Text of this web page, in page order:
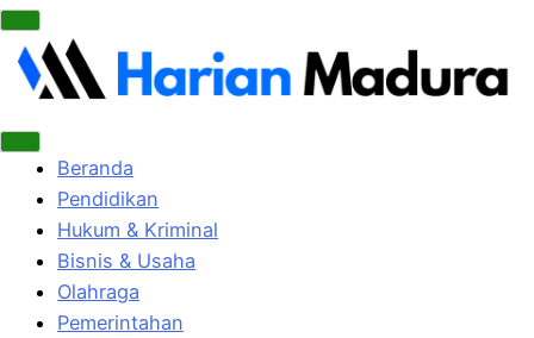
Beranda
Pendidikan
Hukum & Kriminal
Bisnis & Usaha
Olahraga
Pemerintahan